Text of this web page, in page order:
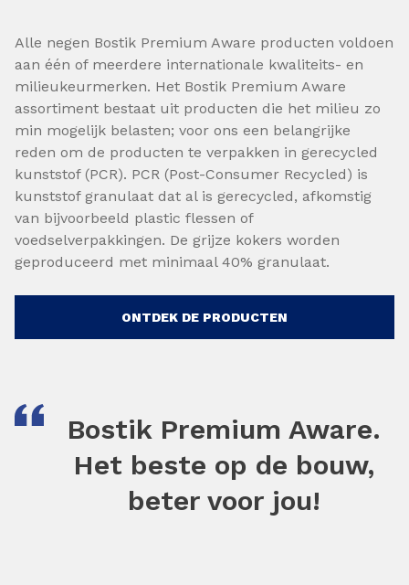
Alle negen Bostik Premium Aware producten voldoen
aan één of meerdere internationale kwaliteits- en
milieukeurmerken. Het Bostik Premium Aware
assortiment bestaat uit producten die het milieu zo
min mogelijk belasten; voor ons een belangrijke
reden om de producten te verpakken in gerecycled
kunststof (PCR). PCR (Post-Consumer Recycled) is
kunststof granulaat dat al is gerecycled, afkomstig
van bijvoorbeeld plastic flessen of
voedselverpakkingen. De grijze kokers worden
geproduceerd met minimaal 40% granulaat.
ONTDEK DE PRODUCTEN
Bostik Premium Aware.
Het beste op de bouw,
beter voor jou!